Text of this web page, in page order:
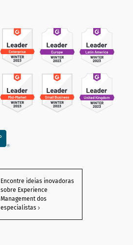
Encontre ideias inovadoras
sobre Experience
Management dos
especialistas